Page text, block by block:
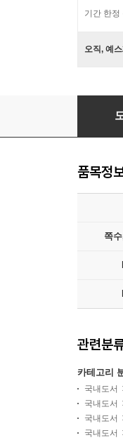
기간 한정
오직, 예
포토 그
품목정
쪽
관련분
카테고리
국내도서
국내도서
국내도서
국내도서